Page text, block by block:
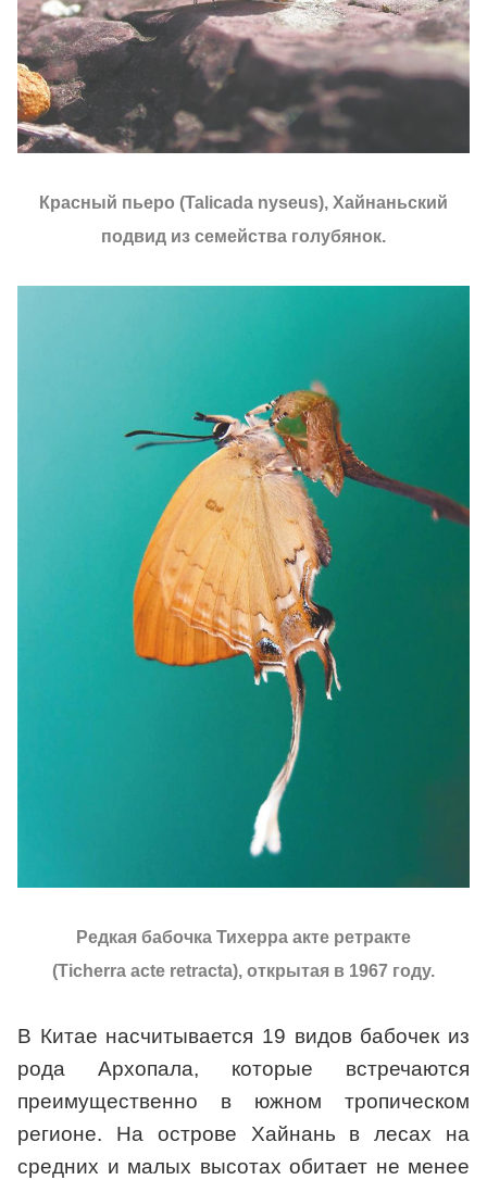
Красный пьеро (Talicada nyseus), Хайнаньский
подвид из семейства голубянок.
Редкая бабочка Тихерра акте ретракте
(Ticherra acte retracta), открытая в 1967 году.
В Китае насчитывается 19 видов бабочек из
рода Архопала, которые встречаются
преимущественно в южном тропическом
регионе. На острове Хайнань в лесах на
средних и малых высотах обитает не менее